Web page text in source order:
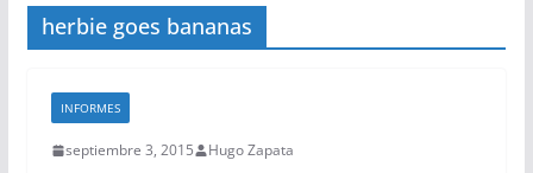
herbie goes bananas
INFORMES
septiembre 3, 2015 Hugo Zapata